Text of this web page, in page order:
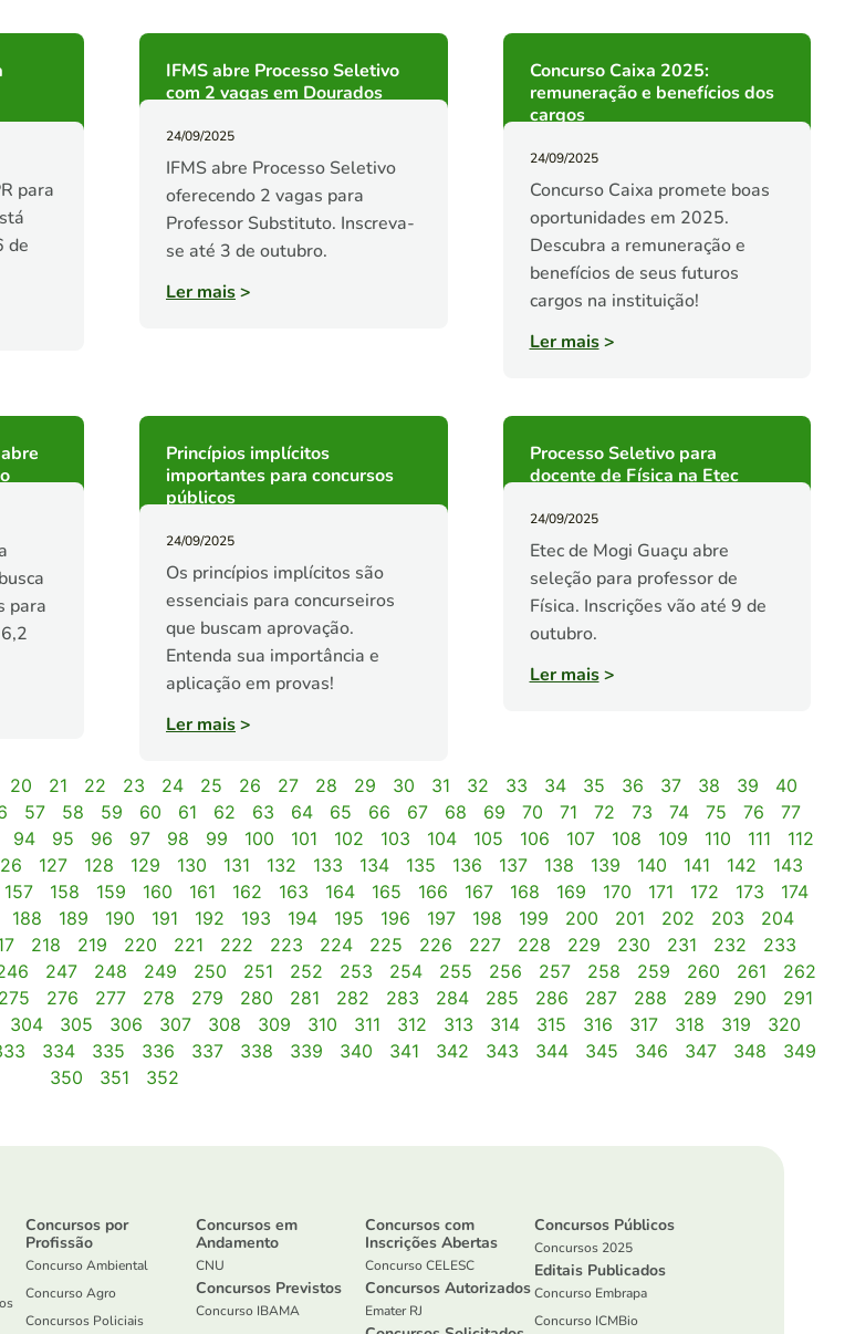
para
de
IFMS abre Processo Seletivo
com 2 vagas em Dourados
24/09/2025
IFMS abre Processo Seletivo
oferecendo 2 vagas para
Professor Substituto. Inscreva-
se até 3 de outubro.
Ler mais>
Concurso Caixa 2025:
remuneração e benefícios dos
cargos
24/09/2025
Concurso Caixa promete boas
oportunidades em 2025.
Descubra a remuneração e
benefícios de seus futuros
cargos na instituição!
Ler mais>
para
Princípios implícitos
importantes para concursos
públicos
24/09/2025
Os princípios implícitos são
essenciais para concurseiros
que buscam aprovação.
Entenda sua importância e
aplicação em provas!
Ler mais>
Processo Seletivo para
docente de Física na Etec
24/09/2025
Etec de Mogi Guaçu abre
seleção para professor de
Física. Inscrições vão até 9 de
outubro.
Ler mais>
20 21 22 23 24 25 26 27 28 29 30 31 32 33 34 35 36 37 38 39
40
57 58 59 60 61 62 63 64 65 66 67 68 69 70 71 72 73 74 75 76
77
94 95 96 97 98 99 100 101 102 103 104 105 106 107 108 109 110 111
112
127 128 129 130 131 132 133 134 135 136 137 138 139 140 141 142
143
157 158 159 160 161 162 163 164 165 166 167 168 169 170 171 172 173
174
188 189 190 191 192 193 194 195 196 197 198 199 200 201 202 203
204
218 219 220 221 222 223 224 225 226 227 228 229 230 231 232
233
247 248 249 250 251 252 253 254 255 256 257 258 259 260 261
262
275 276 277 278 279 280 281 282 283 284 285 286 287 288 289 290
291
304 305 306 307 308 309 310 311 312 313 314 315 316 317 318 319
320
334 335 336 337 338 339 340 341 342 343 344 345 346 347 348
349
350
351 352
Concursos por
Profissão
Concurso Ambiental
Concurso Agro
Concursos Policiais
Concursos em
Andamento
CNU
Concursos Previstos
Concurso IBAMA
Concursos com
Inscrições Abertas
Concurso CELESC
Concursos Autorizados
Emater RJ
Concursos Públicos
Concursos 2025
Editais Publicados
Concurso Embrapa
Concurso ICMBio